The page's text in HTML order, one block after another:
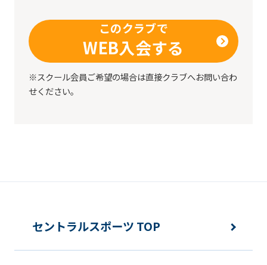
このクラブで
WEB入会する
※スクール会員ご希望の場合は直接クラブへお問い合わ
せください。
this
before
using
the
セントラルスポーツ TOP